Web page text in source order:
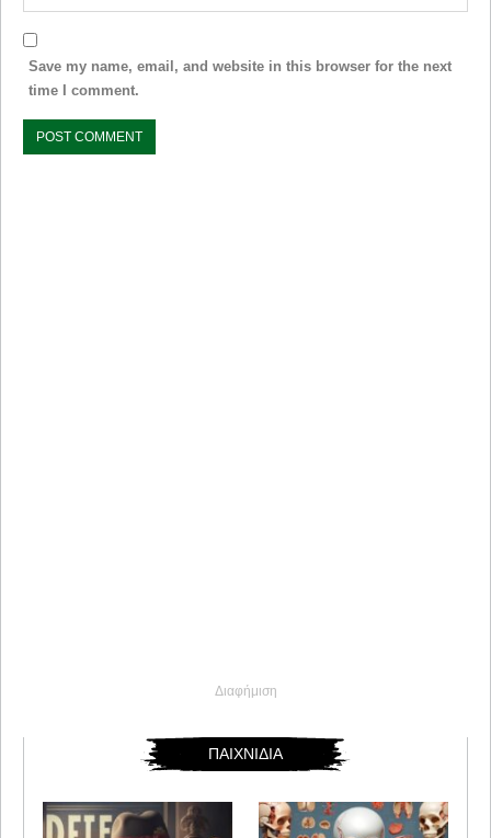
Save my name, email, and website in this browser for the next
time I comment.
Διαφήμιση
ΠΑΙΧΝΙΔΙΑ